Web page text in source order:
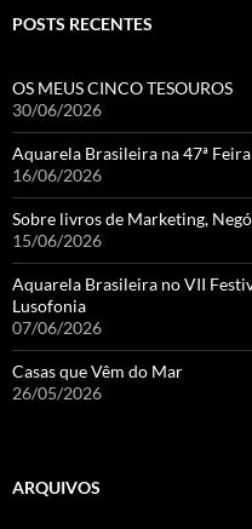
POSTS RECENTES
OS MEUS CINCO TESOUROS
30/06/2026
Aquarela Brasileira na 47ª
16/06/2026
Sobre livros de Marketing,
15/06/2026
Aquarela Brasileira no VII
Lusofonia
07/06/2026
Casas que Vêm do Mar
26/05/2026
ARQUIVOS